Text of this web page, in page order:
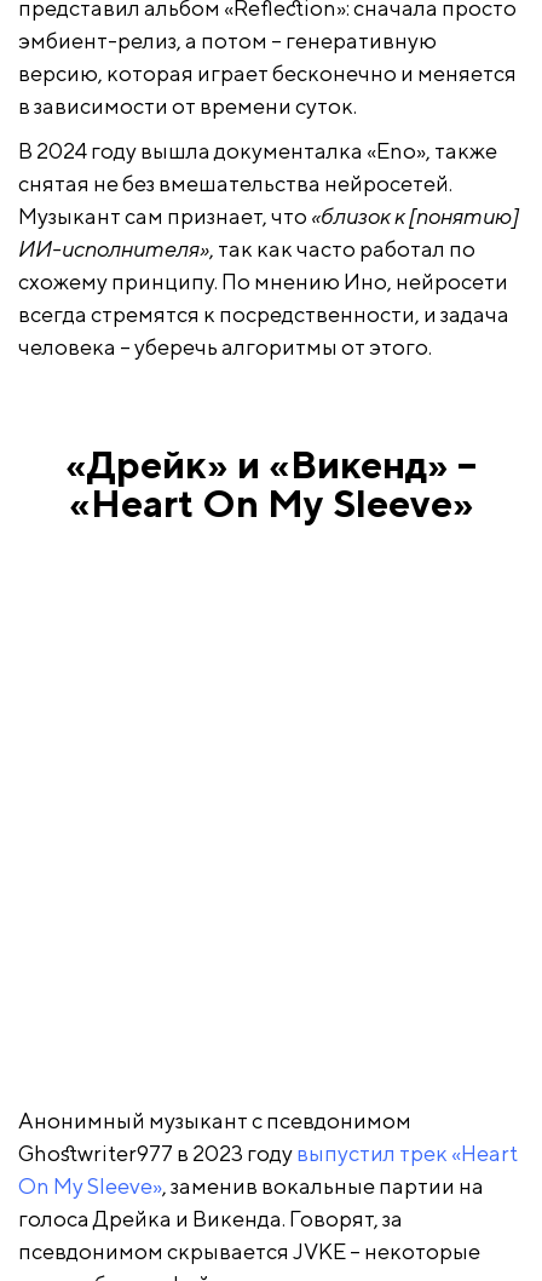
представил альбом «Reflection»: сначала просто
эмбиент-релиз, а потом – генеративную
версию, которая играет бесконечно и меняется
в зависимости от времени суток.
В 2024 году вышла документалка «Eno», также
снятая не без вмешательства нейросетей.
Музыкант сам признает, что «близок к [понятию]
ИИ-исполнителя», так как часто работал по
схожему принципу. По мнению Ино, нейросети
всегда стремятся к посредственности, и задача
человека – уберечь алгоритмы от этого.
«Дрейк» и «Викенд» –
«Heart On My Sleeve»
Анонимный музыкант с псевдонимом
Ghostwriter977 в 2023 годувыпустил трек «Heart
On My Sleeve», заменив вокальные партии на
голоса Дрейка и Викенда. Говорят, за
псевдонимом скрывается JVKE – некоторые